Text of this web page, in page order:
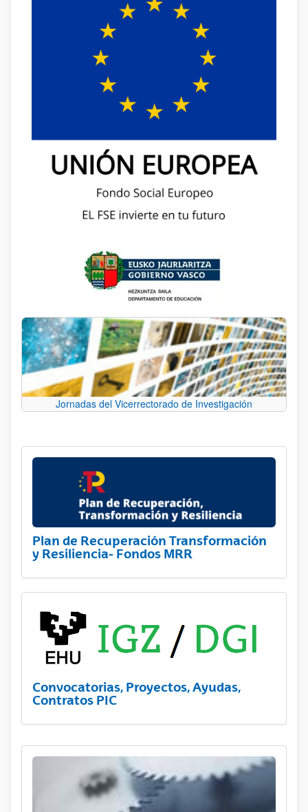
Jornadas del Vicerrectorado de Investigación
Plan de Recuperación Transformación
y Resiliencia- Fondos MRR
Convocatorias, Proyectos, Ayudas,
Contratos PIC